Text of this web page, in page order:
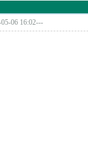
06 16:02---